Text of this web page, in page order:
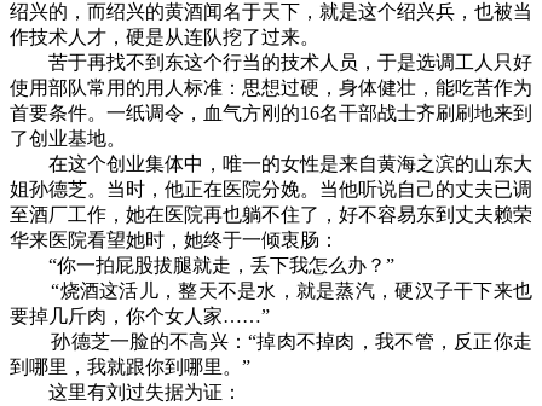
绍兴的，而绍兴的黄酒闻名于天下，就是这个绍兴兵，也被当
作技术人才，硬是从连队挖了过来。
苦于再找不到东这个行当的技术人员，于是选调工人只好
使用部队常用的用人标准：思想过硬，身体健壮，能吃苦作为
首要条件。一纸调令，血气方刚的16名干部战士齐刷刷地来到
了创业基地。
在这个创业集体中，唯一的女性是来自黄海之滨的山东大
姐孙德芝。当时，他正在医院分娩。当他听说自己的丈夫已调
至酒厂工作，她在医院再也躺不住了，好不容易东到丈夫赖荣
华来医院看望她时，她终于一倾衷肠：
“你一拍屁股拔腿就走，丢下我怎么办？”
“烧酒这活儿，整天不是水，就是蒸汽，硬汉子干下来也
要掉几斤肉，你个女人家……”
孙德芝一脸的不高兴：“掉肉不掉肉，我不管，反正你走
到哪里，我就跟你到哪里。”
这里有刘过失据为证：